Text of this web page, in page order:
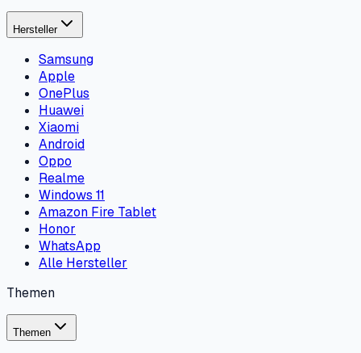
Hersteller
Samsung
Apple
OnePlus
Huawei
Xiaomi
Android
Oppo
Realme
Windows 11
Amazon Fire Tablet
Honor
WhatsApp
Alle Hersteller
Themen
Themen